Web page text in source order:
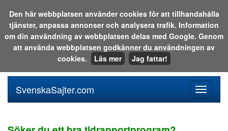
Sök i katalogen eller på webben:
meny
SvenskaSajter.com
Den här webbplatsen använder cookies för att tillhandahålla
tjänster, anpassa annonser och analysera trafik. Information
om din användning av webbplatsen delas med Google. Genom
att använda webbplatsen godkänner du användningen av
cookies.
Läs mer Jag fattar!